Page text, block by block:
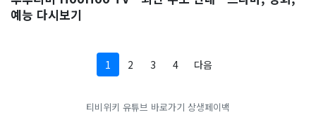
예능 다시보기
1 2 3 4 다음
티비위키 유튜브 바로가기 상생페이백